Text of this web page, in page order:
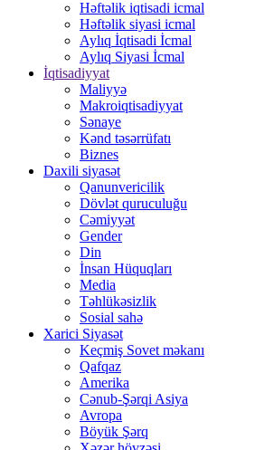
Həftəlik iqtisadi icmal
Həftəlik siyasi icmal
Aylıq İqtisadi İcmal
Aylıq Siyasi İcmal
İqtisadiyyat
Maliyyə
Makroiqtisadiyyat
Sənaye
Kənd təsərrüfatı
Biznes
Daxili siyasət
Qanunvericilik
Dövlət quruculuğu
Cəmiyyət
Gender
Din
İnsan Hüquqları
Media
Təhlükəsizlik
Sosial sahə
Xarici Siyasət
Keçmiş Sovet məkanı
Qafqaz
Amerika
Cənub-Şərqi Asiya
Avropa
Böyük Şərq